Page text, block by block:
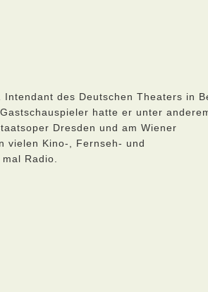
des Deutschen Theaters in
hatte er unter
Dresden und am Wiener
vielen Kino-, Fernseh- und
Radio.